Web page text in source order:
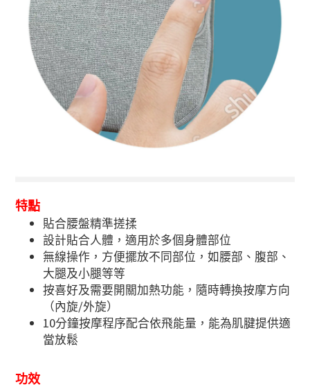
特點
貼合腰盤精準搓揉
設計貼合人體，適用於多個身體部位
無線操作，方便擺放不同部位，如腰部、腹部、
大腿及小腿等等
按喜好及需要開關加熱功能，隨時轉換按摩方向
（內旋/外旋）
10分鐘按摩程序配合依飛能量，能為肌腱提供適
當放鬆
功效